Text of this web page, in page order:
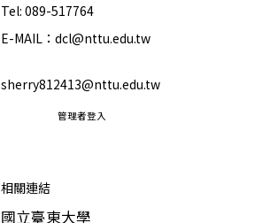
Tel: 089-517764
E-MAIL：dcl@nttu.edu.tw
sherry812413@nttu.edu.tw
管理者登入
相關連結
國立臺東大學